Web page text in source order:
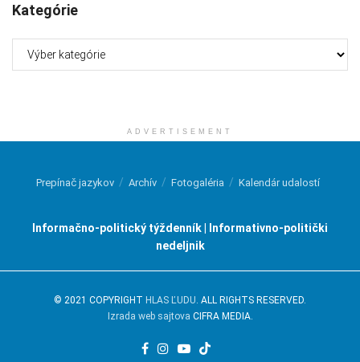
Kategórie
ADVERTISEMENT
Prepínač jazykov Archív Fotogaléria Kalendár udalostí
Informačno-politický týždenník | Informativno-politički
nedeljnik
© 2021 COPYRIGHT HLAS ĽUDU . ALL RIGHTS RESERVED.
Izrada web sajtova CIFRA MEDIA.